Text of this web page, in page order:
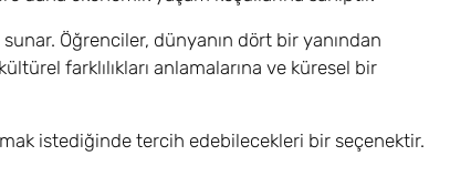
Öğrenciler, dünyanın dört bir yanından
farklılıkları anlamalarına ve küresel bir
istediğinde tercih edebilecekleri bir seçenektir.